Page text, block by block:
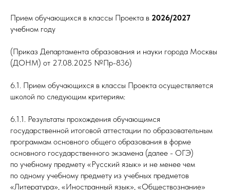
Прием обучающихся в классы Проекта в 2026/2027
учебном году
(Приказ Департамента образования и науки города Москвы
(ДОНМ) от 27.08.2025 №Пр-836)
6.1. Прием обучающихся в классы Проекта осуществляется
школой по следующим критериям:
6.1.1. Результаты прохождения обучающимся
государственной итоговой аттестации по образовательным
программам основного общего образования в форме
основного государственного экзамена (далее - ОГЭ)
по учебному предмету «Русский язык» и не менее чем
по одному учебному предмету из учебных предметов
«Литература», «Иностранный язык», «Обществознание»